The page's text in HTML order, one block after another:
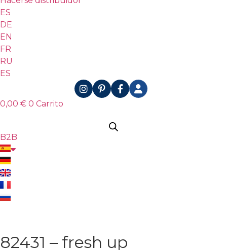
ES
DE
EN
FR
RU
ES
0,00 € 0 Carrito
B2B
82431 – fresh up